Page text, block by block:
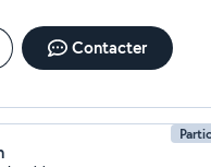
Contacter